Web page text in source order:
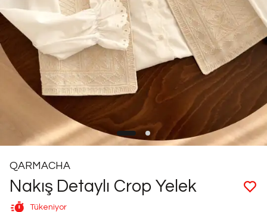
QARMACHA
Nakış Detaylı Crop Yelek
Tükeniyor